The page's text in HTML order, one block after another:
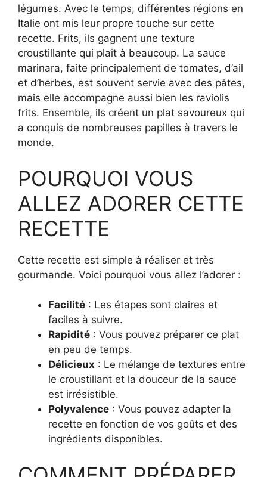
légumes. Avec le temps, différentes régions en
Italie ont mis leur propre touche sur cette
recette. Frits, ils gagnent une texture
croustillante qui plaît à beaucoup. La sauce
marinara, faite principalement de tomates, d’ail
et d’herbes, est souvent servie avec des pâtes,
mais elle accompagne aussi bien les raviolis
frits. Ensemble, ils créent un plat savoureux qui
a conquis de nombreuses papilles à travers le
monde.
POURQUOI VOUS
ALLEZ ADORER CETTE
RECETTE
Cette recette est simple à réaliser et très
gourmande. Voici pourquoi vous allez l’adorer :
Facilité : Les étapes sont claires et
faciles à suivre.
Rapidité : Vous pouvez préparer ce plat
en peu de temps.
Délicieux : Le mélange de textures entre
le croustillant et la douceur de la sauce
est irrésistible.
Polyvalence : Vous pouvez adapter la
recette en fonction de vos goûts et des
ingrédients disponibles.